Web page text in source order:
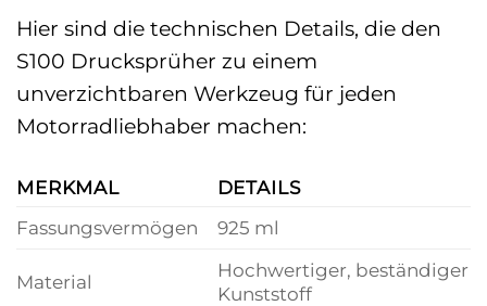
Hier sind die technischen Details, die den
S100 Drucksprüher zu einem
unverzichtbaren Werkzeug für jeden
Motorradliebhaber machen:
MERKMAL
DETAILS
Fassungsvermögen
925 ml
Material
Hochwertiger, beständiger
Kunststoff